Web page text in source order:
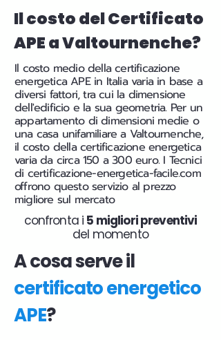
Il costo del Certificato
APE a Valtournenche?
Il costo medio della certificazione
energetica APE in Italia varia in base a
diversi fattori, tra cui la dimensione
dell'edificio e la sua geometria. Per un
appartamento di dimensioni medie o
una casa unifamiliare a Valtournenche,
il costo della certificazione energetica
varia da circa 150 a 300 euro. I Tecnici
di certificazione-energetica-facile.com
offrono questo servizio al prezzo
migliore sul mercato
confronta i 5 migliori preventivi
del momento
A cosa serve il
certificato energetico
APE?